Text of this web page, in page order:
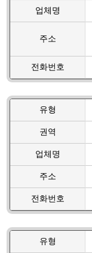
업체명
주소
전화번호
유형
권역
업체명
주소
전화번호
유형